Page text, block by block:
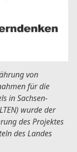
von
für die
in Sachsen-
wurde der
des Projektes
des Landes